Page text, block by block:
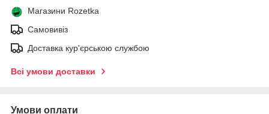
Магазини Rozetka
Самовивіз
Доставка кур'єрською службою
Всі умови доставки
Умови оплати